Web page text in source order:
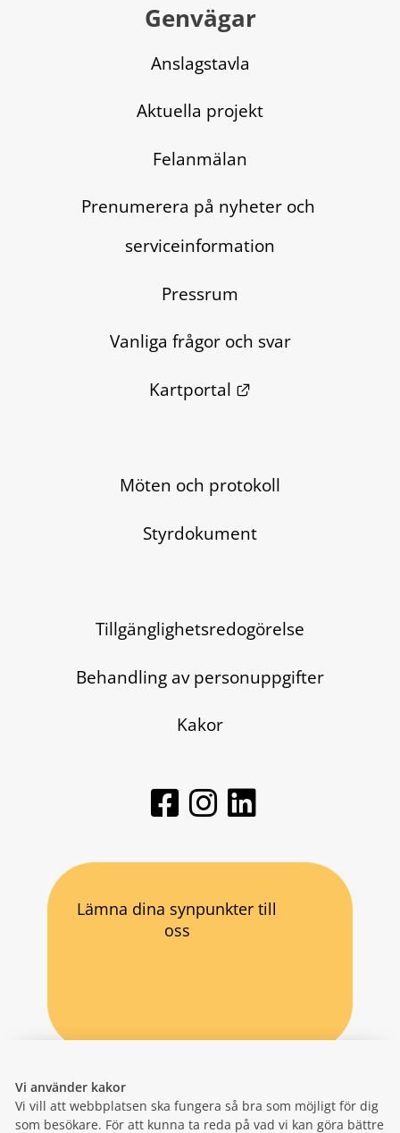
Vi använder kakor
Vi vill att webbplatsen ska fungera så bra som möjligt för dig
som besökare. För att kunna ta reda på vad vi kan göra bättre
Genvägar
Anslagstavla
Aktuella projekt
Felanmälan
Prenumerera på nyheter och
serviceinformation
Pressrum
Vanliga frågor och svar
Kartportal
Länk till annan
Möten och protokoll
Styrdokument
Tillgänglighetsredogörelse
Behandling av personuppgifter
Kakor
Lämna dina synpunkter till
oss